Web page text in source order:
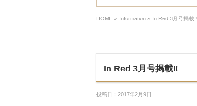
HOME » Information » In Red 3月号掲載‼︎
In Red 3月号掲載‼︎
投稿日：2017年2月9日